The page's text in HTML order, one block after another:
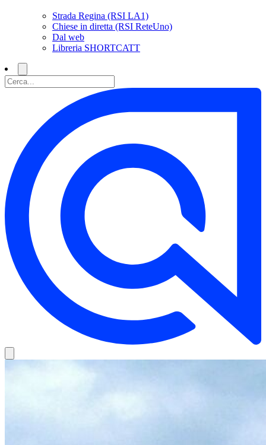
Strada Regina (RSI LA1)
Chiese in diretta (RSI ReteUno)
Dal web
Libreria SHORTCATT